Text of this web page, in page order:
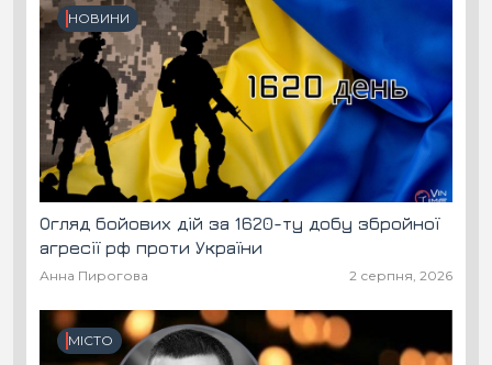
НОВИНИ
Огляд бойових дій за 1620-ту добу збройної
агресії рф проти України
Анна Пирогова 2 серпня, 2026
МІСТО